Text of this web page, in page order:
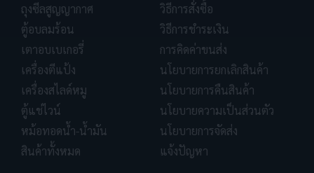
ถุงซีลสูญญากาศ
ตู้อบลมร้อน
เตาอบเบเกอรี่
เครื่องตีแป้ง
เครื่องสไลด์หมู
ตู้แช่ไวน์
หม้อทอดน้ำ-น้ำมัน
สินค้าทั้งหมด
วิธีการสั่งซื้อ
วิธีการชำระเงิน
การคิดค่าขนส่ง
นโยบายการยกเลิกสินค้า
นโยบายการคืนสินค้า
นโยบายความเป็นส่วนตัว
นโยบายการจัดส่ง
แจ้งปัญหา